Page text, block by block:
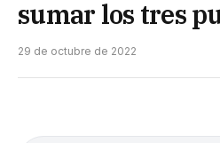
sumar los tres
29 de octubre de 2022